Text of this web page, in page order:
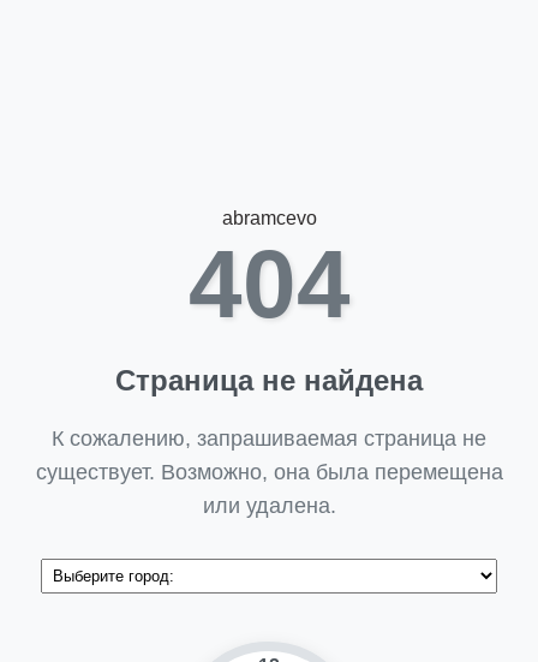
abramcevo
404
Страница не найдена
К сожалению, запрашиваемая страница не
существует. Возможно, она была перемещена
или удалена.